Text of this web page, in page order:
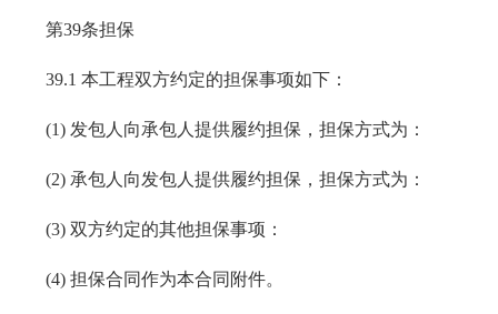
第39条担保
39.1 本工程双方约定的担保事项如下：
(1) 发包人向承包人提供履约担保，担保方式为：
(2) 承包人向发包人提供履约担保，担保方式为：
(3) 双方约定的其他担保事项：
(4) 担保合同作为本合同附件。